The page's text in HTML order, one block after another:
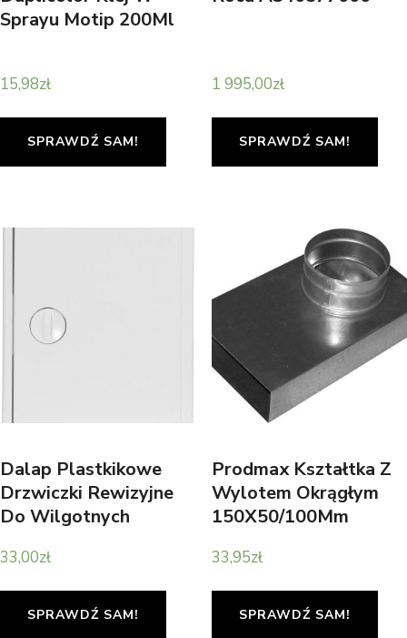
Sprayu Motip 200Ml
15,98zł
SPRAWDŹ SAM!
1 995,00zł
SPRAWDŹ SAM!
Dalap Plastkikowe
Drzwiczki Rewizyjne
Do Wilgotnych
Mm
33,00zł
SPRAWDŹ SAM!
Prodmax Kształtka Z
Wylotem Okrągłym
150X50/100Mm
33,95zł
SPRAWDŹ SAM!